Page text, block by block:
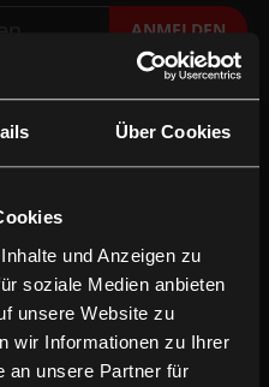
Über Cookies
und Anzeigen zu
soziale Medien anbieten
unsere Website zu
wir Informationen zu Ihrer
an unsere Partner für
ANMELDEN
FOLGE UNS
Facebook
Instagram
TikTok
WhatsApp
UNTERNEHMEN
Presse